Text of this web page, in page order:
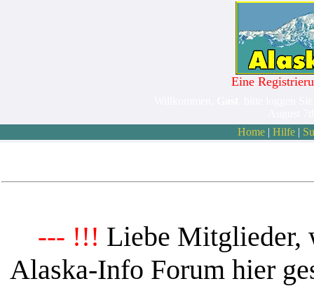
Eine
Home| Hilfe|
--- !!! Liebe Mitglieder,
Alaska-Info Forum hier